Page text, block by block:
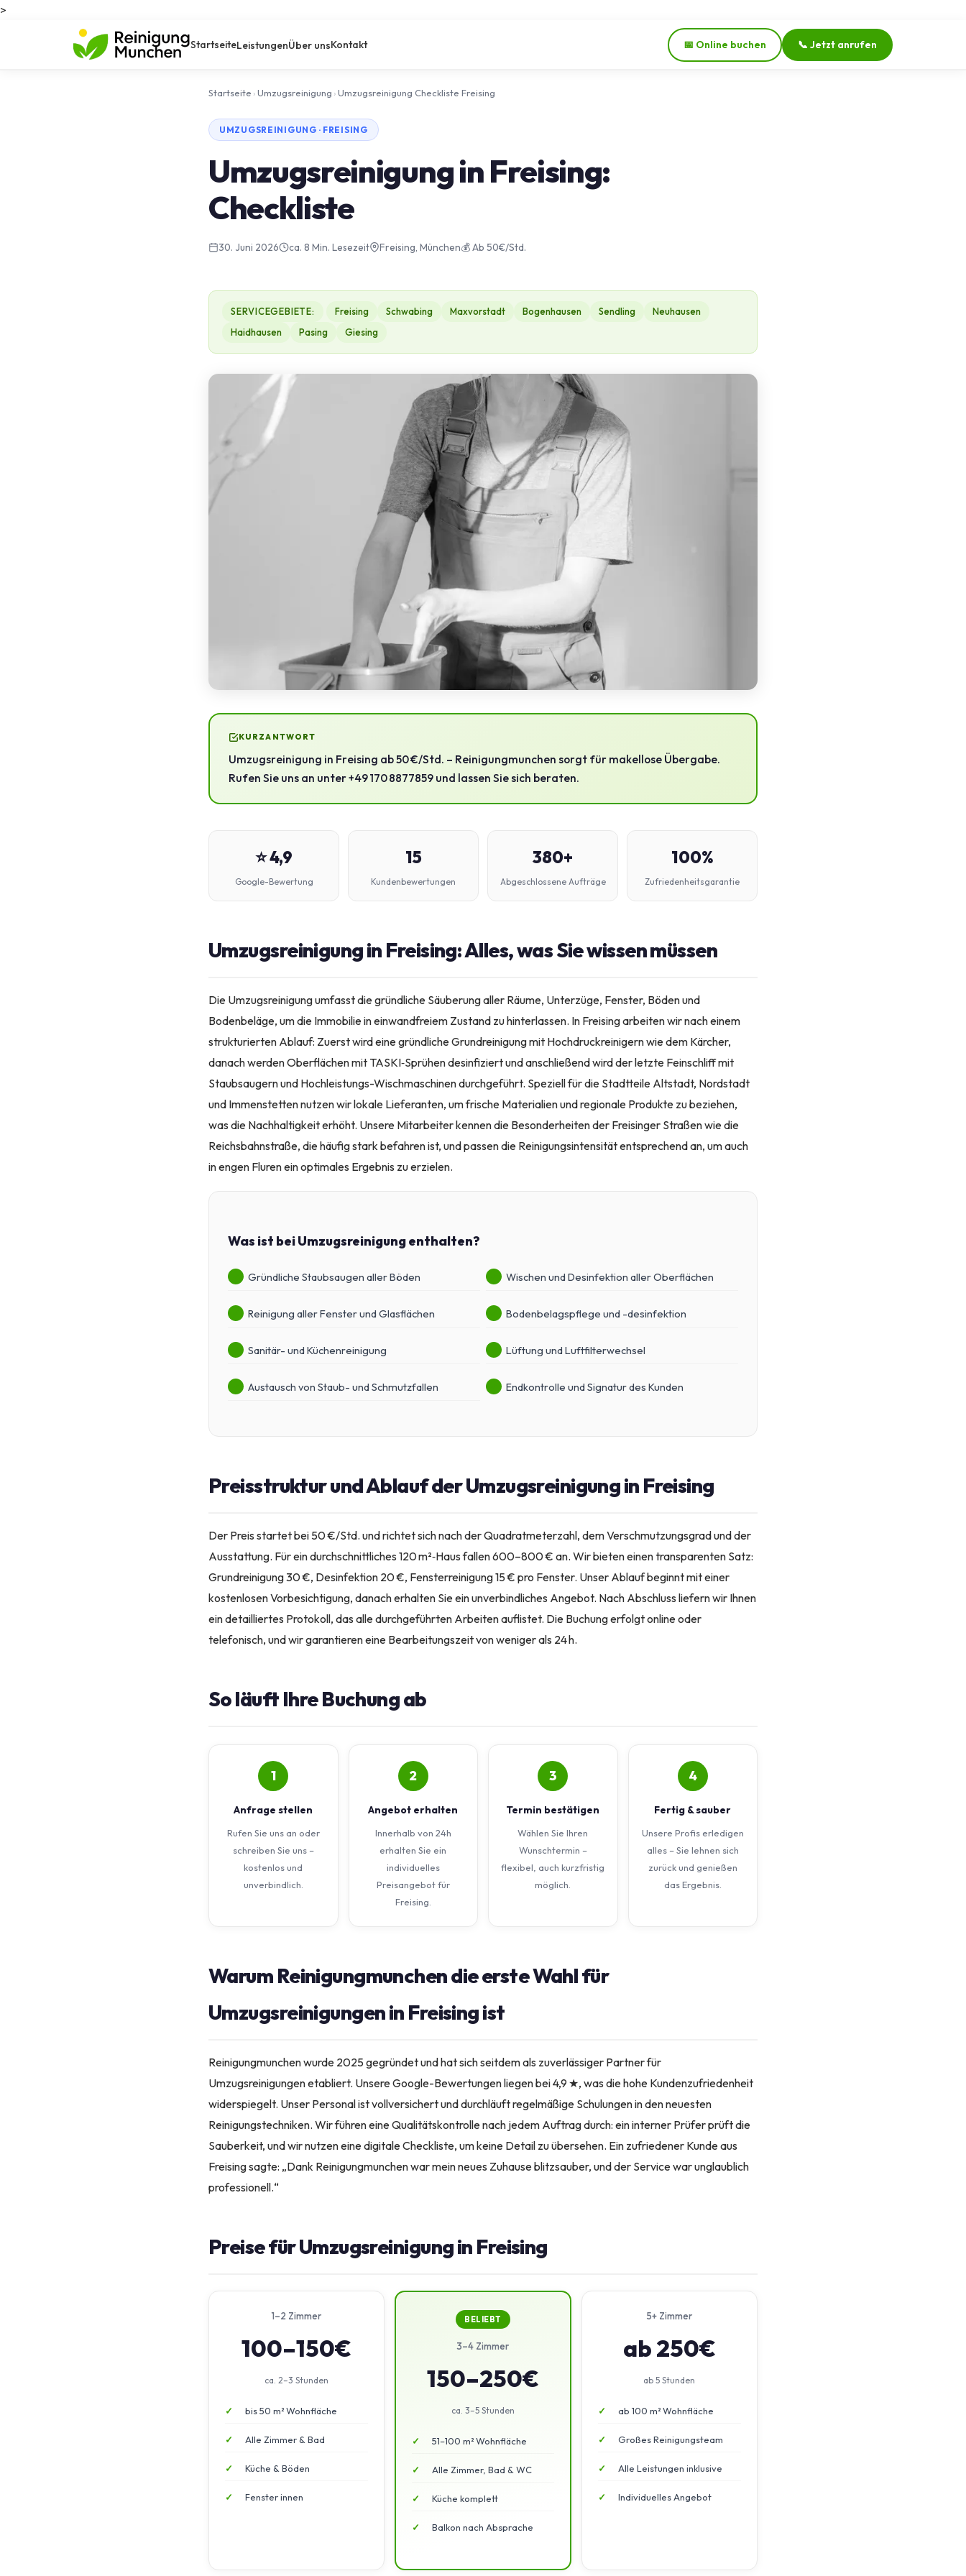
>
StartseiteLeistungenÜber unsKontakt 📅 Online buchen 📞 Jetzt anrufen
Startseite ›Umzugsreinigung ›Umzugsreinigung Checkliste Freising
UMZUGSREINIGUNG · FREISING
Umzugsreinigung in Freising:
Checkliste
30. Juni 2026 ca. 8 Min. Lesezeit Freising, München💰 Ab 50€/Std.
SERVICEGEBIETE: Freising Schwabing Maxvorstadt Bogenhausen Sendling
Neuhausen
Haidhausen
Pasing Giesing
KURZANTWORT
Umzugsreinigung in Freising ab 50 €/Std. – Reinigungmunchen sorgt für makellose Übergabe.
Rufen Sie uns an unter +49 170 8877859 und lassen Sie sich beraten.
⭐ 4,9
Google-Bewertung
15
Kundenbewertungen
380+
Abgeschlossene Aufträge
100%
Zufriedenheitsgarantie
Umzugsreinigung in Freising: Alles, was Sie wissen müssen
Die Umzugsreinigung umfasst die gründliche Säuberung aller Räume, Unterzüge, Fenster, Böden und
Bodenbeläge, um die Immobilie in einwandfreiem Zustand zu hinterlassen. In Freising arbeiten wir nach einem
strukturierten Ablauf: Zuerst wird eine gründliche Grundreinigung mit Hochdruckreinigern wie dem Kärcher,
danach werden Oberflächen mit TASKI‑Sprühen desinfiziert und anschließend wird der letzte Feinschliff mit
Staubsaugern und Hochleistungs-Wischmaschinen durchgeführt. Speziell für die Stadtteile Altstadt, Nordstadt
und Immenstetten nutzen wir lokale Lieferanten, um frische Materialien und regionale Produkte zu beziehen,
was die Nachhaltigkeit erhöht. Unsere Mitarbeiter kennen die Besonderheiten der Freisinger Straßen wie die
Reichsbahnstraße, die häufig stark befahren ist, und passen die Reinigungsintensität entsprechend an, um auch
in engen Fluren ein optimales Ergebnis zu erzielen.
Was ist bei Umzugsreinigung enthalten?
Gründliche Staubsaugen aller Böden Wischen und Desinfektion aller Oberflächen
Reinigung aller Fenster und Glasflächen Bodenbelagspflege und -desinfektion
Sanitär- und Küchenreinigung Lüftung und Luftfilterwechsel
Austausch von Staub- und Schmutzfallen Endkontrolle und Signatur des Kunden
Preisstruktur und Ablauf der Umzugsreinigung in Freising
Der Preis startet bei 50 €/Std. und richtet sich nach der Quadratmeterzahl, dem Verschmutzungsgrad und der
Ausstattung. Für ein durchschnittliches 120 m²‑Haus fallen 600–800 € an. Wir bieten einen transparenten Satz:
Grundreinigung 30 €, Desinfektion 20 €, Fensterreinigung 15 € pro Fenster. Unser Ablauf beginnt mit einer
kostenlosen Vorbesichtigung, danach erhalten Sie ein unverbindliches Angebot. Nach Abschluss liefern wir Ihnen
ein detailliertes Protokoll, das alle durchgeführten Arbeiten auflistet. Die Buchung erfolgt online oder
telefonisch, und wir garantieren eine Bearbeitungszeit von weniger als 24 h.
So läuft Ihre Buchung ab
1
Anfrage stellen
Rufen Sie uns an oder
schreiben Sie uns –
kostenlos und
unverbindlich.
2
Angebot erhalten
Innerhalb von 24h
erhalten Sie ein
individuelles
Preisangebot für
Freising.
3
Termin bestätigen
Wählen Sie Ihren
Wunschtermin –
flexibel, auch kurzfristig
möglich.
4
Fertig & sauber
Unsere Profis erledigen
alles – Sie lehnen sich
zurück und genießen
das Ergebnis.
Warum Reinigungmunchen die erste Wahl für
Umzugsreinigungen in Freising ist
Reinigungmunchen wurde 2025 gegründet und hat sich seitdem als zuverlässiger Partner für
Umzugsreinigungen etabliert. Unsere Google-Bewertungen liegen bei 4,9 ★, was die hohe Kundenzufriedenheit
widerspiegelt. Unser Personal ist vollversichert und durchläuft regelmäßige Schulungen in den neuesten
Reinigungstechniken. Wir führen eine Qualitätskontrolle nach jedem Auftrag durch: ein interner Prüfer prüft die
Sauberkeit, und wir nutzen eine digitale Checkliste, um keine Detail zu übersehen. Ein zufriedener Kunde aus
Freising sagte: „Dank Reinigungmunchen war mein neues Zuhause blitzsauber, und der Service war unglaublich
professionell.“
Preise für Umzugsreinigung in Freising
1–2 Zimmer
100–150€
ca. 2–3 Stunden
bis 50 m² Wohnfläche
Alle Zimmer & Bad
Küche & Böden
Fenster innen
BELIEBT
3–4 Zimmer
150–250€
ca. 3–5 Stunden
51–100 m² Wohnfläche
Alle Zimmer, Bad & WC
Küche komplett
Balkon nach Absprache
5+ Zimmer
ab 250€
ab 5 Stunden
ab 100 m² Wohnfläche
Großes Reinigungsteam
Alle Leistungen inklusive
Individuelles Angebot